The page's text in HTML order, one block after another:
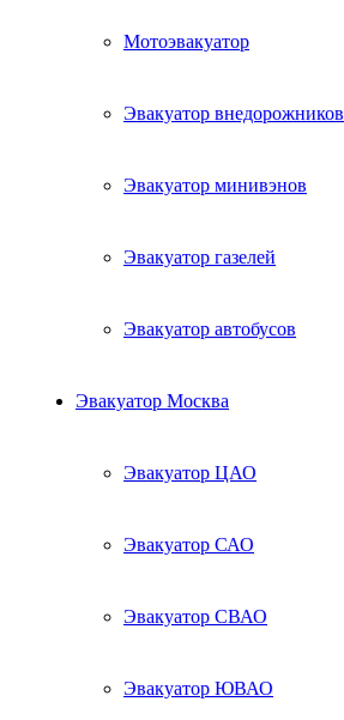
Мотоэвакуатор
Эвакуатор внедорожников
Эвакуатор минивэнов
Эвакуатор газелей
Эвакуатор автобусов
Эвакуатор Москва
Эвакуатор ЦАО
Эвакуатор САО
Эвакуатор СВАО
Эвакуатор ЮВАО